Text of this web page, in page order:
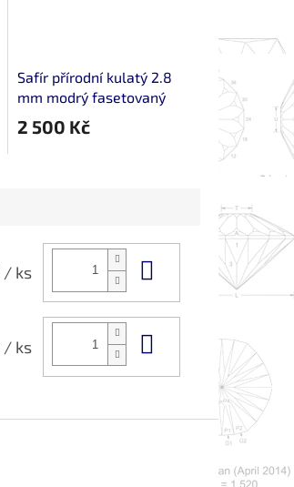
Safír přírodní kulatý 2.8
mm modrý fasetovaný
2 500 Kč
/ ks Do košíku
/ ks Do košíku